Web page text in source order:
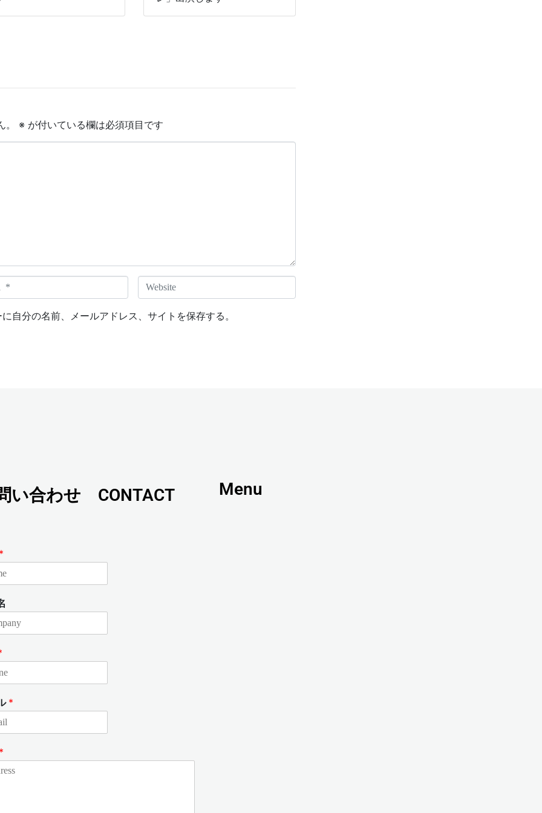
※ が付いている欄は必須項目です
W
e
自分の名前、メールアドレス、サイトを保存する。
い合わせ CONTACT
*
Menu